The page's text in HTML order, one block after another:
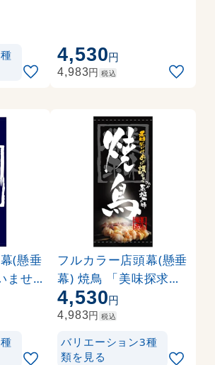
4,530円
4,983円 税込
(懸垂
ませ(
(694
フルカラー店頭幕(懸垂
幕) 焼鳥 「美味探求」
黒・白抜 素材:ポンジ (
3497)
4,530円
4,983円 税込
バリエーション3種
類を見る